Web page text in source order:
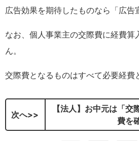
広告効果を期待したものなら「広告
なお、個人事業主の交際費に経費算
ん。
交際費となるものはすべて必要経費
次へ
【法人】お中元は「
費を